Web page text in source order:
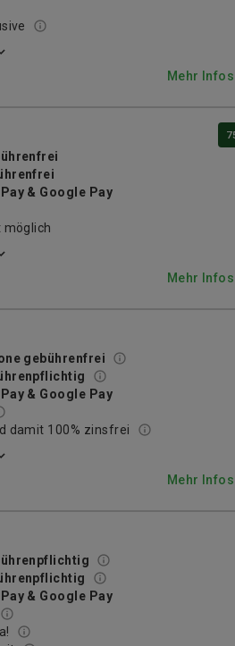
Mehr Infos
& Google Pay
möglich
Mehr Infos
gebührenfrei
& Google Pay
damit 100% zinsfrei
Mehr Infos
& Google Pay